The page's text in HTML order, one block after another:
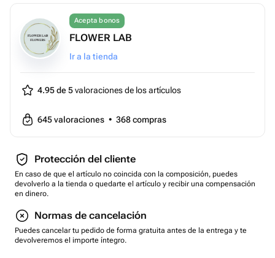
Acepta bonos
FLOWER LAB
Ir a la tienda
4.95 de 5valoraciones de los artículos
645valoraciones • 368compras
Protección del cliente
En caso de que el artículo no coincida con la composición, puedes
devolverlo a la tienda o quedarte el artículo y recibir una compensación
en dinero.
Normas de cancelación
Puedes cancelar tu pedido de forma gratuita antes de la entrega y te
devolveremos el importe íntegro.